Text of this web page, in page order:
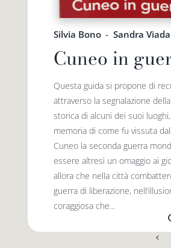
Silvia Bono - Sandra Viada
Cuneo in
Questa guida si propone di
attraverso la segnalazione
storica di alcuni dei suoi
memoria di come fu vissuta
Cuneo la seconda guerra
essere altresì un omaggio ai
allora che nella città
guerra di liberazione,
coraggiosa che...